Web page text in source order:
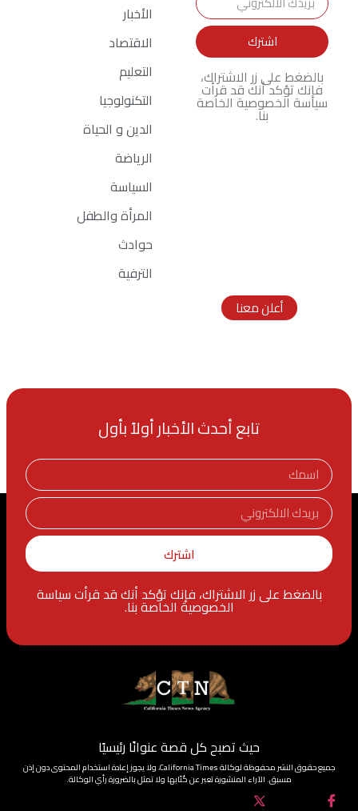
اشترك
بالضغط على زر الاشتراك،
فإنك تؤكد أنك قد قرأت
سياسة الخصوصية الخاصة
بنا.
أعلن معنا
الأخبار
الاقتصاد
التعليم
التكنولوجيا
الدين و الحياة
الرياضة
السياسة
المرأة والطفل
حوادث
الترفية
تابع أحدث الأخبار أولاً بأول
اشترك
بالضغط على زر الاشتراك، فإنك تؤكد أنك قد قرأت سياسة
الخصوصية الخاصة بنا.
حيث تصبح كل قصة عنوانًا رئيسيًا
جميع حقوق النشر محفوظة لوكالة California Times، ولا يجوز إعادة استخدام المحتوى دون إذن
مسبق. الآراء المنشورة تعبر عن كُتّابها ولا تمثل بالضرورة رأي الوكالة.